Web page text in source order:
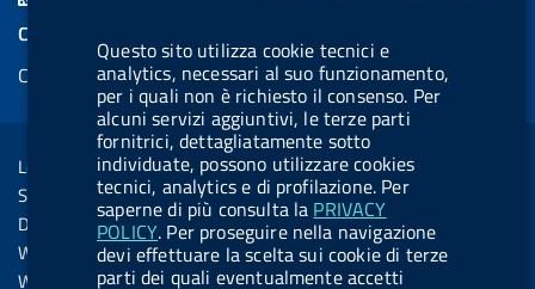
Questo sito utilizza cookie tecnici e
analytics, necessari al suo funzionamento,
per i quali non è richiesto il consenso. Per
alcuni servizi aggiuntivi, le terze parti
fornitrici, dettagliatamente sotto
individuate, possono utilizzare cookies
tecnici, analytics e di profilazione. Per
saperne di più consulta la PRIVACY
POLICY. Per proseguire nella navigazione
devi effettuare la scelta sui cookie di terze
parti dei quali eventualmente accetti
l
.
b
u
t
t
o
n
s
k
y
u
b
e
e
d
i
n
COOKIES
Cookie management
Sezione Link Utili
Legal notice
Social Media Policy
Dichiarazione di accessibilità
Web accessibility
Website statistics